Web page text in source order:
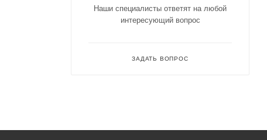
Наши специалисты ответят на любой
интересующий вопрос
ЗАДАТЬ ВОПРОС